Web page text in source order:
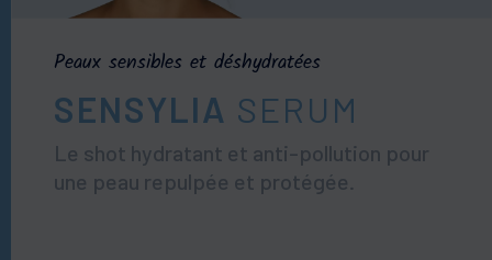
Peaux sensibles et déshydratées
SENSYLIA SERUM
Le shot hydratant et anti-pollution pour
une peau repulpée et protégée.